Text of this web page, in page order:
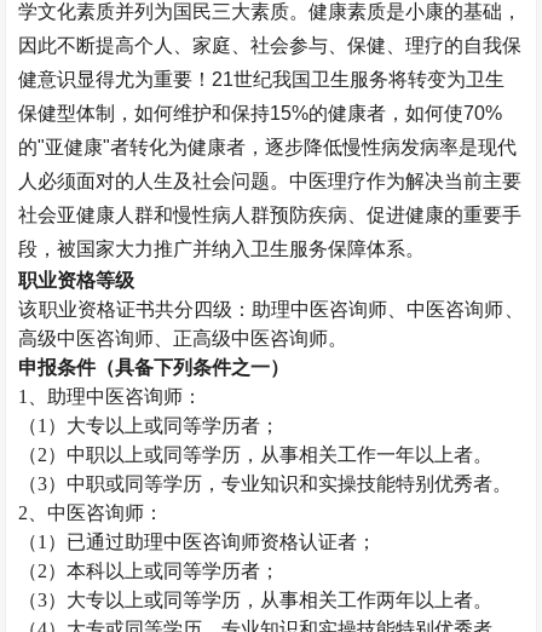
学文化素质并列为国民三大素质。健康素质是小康的基础，
因此不断提高个人、家庭、社会参与、保健、理疗的自我保
健意识显得尤为重要！21世纪我国卫生服务将转变为卫生
保健型体制，如何维护和保持15%的健康者，如何使70%
的"亚健康"者转化为健康者，逐步降低慢性病发病率是现代
人必须面对的人生及社会问题。中医理疗作为解决当前主要
社会亚健康人群和慢性病人群预防疾病、促进健康的重要手
段，被国家大力推广并纳入卫生服务保障体系。
职业资格等级
该职业资格证书共分四级：助理中医咨询师 、中医咨询师
高级中医咨询师 、正高级中医咨询师。
申报条件（具备下列条件之一）
1、助理中医咨询师 ：
（1）大专以上或同等学历者；
（2）中职以上或同等学历，从事相关工作一年以上者。
（3）中职或同等学历，专业知识和实操技能特别优秀者。
2、中医咨询师 ：
（1）已通过助理中医咨询师资格认证者；
（2）本科以上或同等学历者；
（3）大专以上或同等学历，从事相关工作两年以上者。